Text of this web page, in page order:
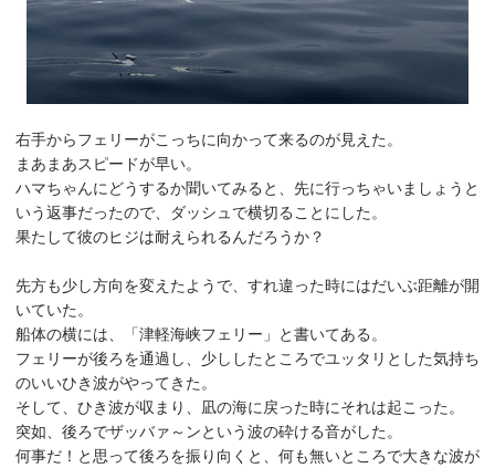
右手からフェリーがこっちに向かって来るのが見えた。
まあまあスピードが早い。
ハマちゃんにどうするか聞いてみると、先に行っちゃいましょうと
いう返事だったので、ダッシュで横切ることにした。
果たして彼のヒジは耐えられるんだろうか？
先方も少し方向を変えたようで、すれ違った時にはだいぶ距離が開
いていた。
船体の横には、「津軽海峡フェリー」と書いてある。
フェリーが後ろを通過し、少ししたところでユッタリとした気持ち
のいいひき波がやってきた。
そして、ひき波が収まり、凪の海に戻った時にそれは起こった。
突如、後ろでザッバァ～ンという波の砕ける音がした。
何事だ！と思って後ろを振り向くと、何も無いところで大きな波が